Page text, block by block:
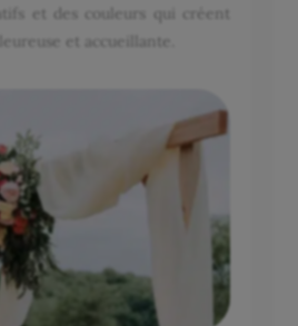
et des couleurs qui créent
et accueillante.